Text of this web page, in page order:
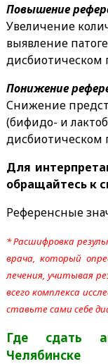
Повышение
Увеличение
выявление
дисбиотическом
Понижение
Снижение
(бифидо- и
дисбиотическом
Для
обращайтесь к
Референсные
* Расшифровка
врача, который
лечения, учитывая
всего комплекса
ставьте сами себе
Где сдать
Челябинске